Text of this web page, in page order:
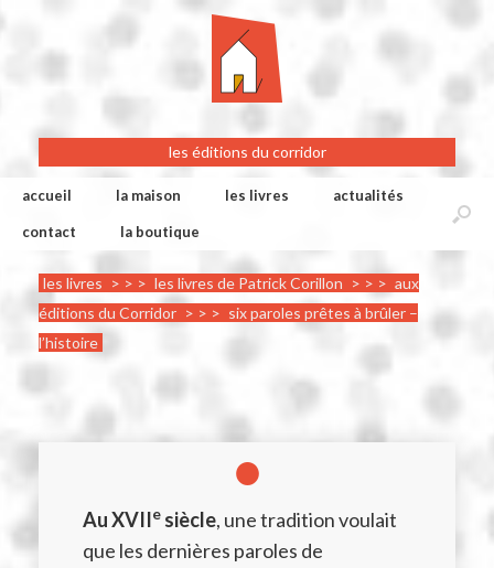
les éditions du corridor
accueil la maison les livres actualités
contact la boutique
les livres > > > les livres de Patrick Corillon > > > aux
éditions du Corridor > > > six paroles prêtes à brûler –
l’histoire
●
Au XVIIe siècle, une tradition voulait
que les dernières paroles de